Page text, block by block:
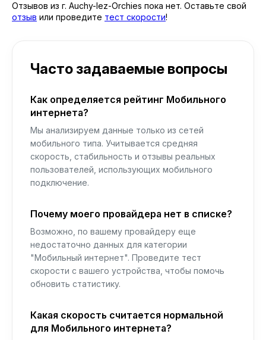
Отзывов из г. Auchy-lez-Orchies пока нет. Оставьте свой
отзыв или проведите тест скорости!
Часто задаваемые вопросы
Как определяется рейтинг Мобильного
интернета?
Мы анализируем данные только из сетей
мобильного типа. Учитывается средняя
скорость, стабильность и отзывы реальных
пользователей, использующих мобильного
подключение.
Почему моего провайдера нет в списке?
Возможно, по вашему провайдеру еще
недостаточно данных для категории
"Мобильный интернет". Проведите тест
скорости с вашего устройства, чтобы помочь
обновить статистику.
Какая скорость считается нормальной
для Мобильного интернета?